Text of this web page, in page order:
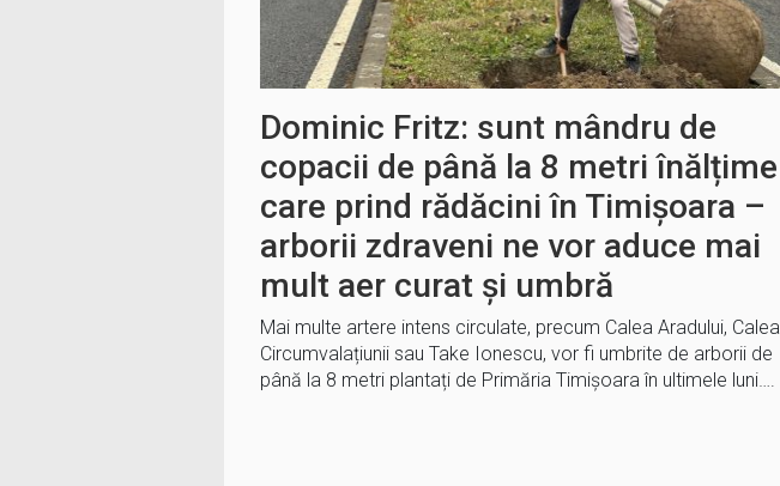
Dominic Fritz: sunt mândru de
copacii de până la 8 metri înălțime
care prind rădăcini în Timișoara –
arborii zdraveni ne vor aduce mai
mult aer curat și umbră
Mai multe artere intens circulate, precum Calea Aradului, Calea
Circumvalațiunii sau Take Ionescu, vor fi umbrite de arborii de
până la 8 metri plantați de Primăria Timișoara în ultimele luni….